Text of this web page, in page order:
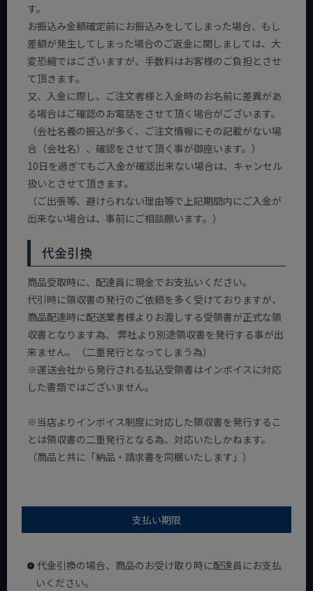
す。
お振込み金額確定前にお振込みをしてしまった場合、もし
差額が発生してしまった場合のご返金に関しましては、大
変恐縮ではございますが、手数料はお客様のご負担とさせ
て頂きます。
又、入金に際し、ご注文者様と入金時のお名前に差異があ
る場合はご確認のお電話をさせて頂く場合がございます。
（会社名義の振込が多く、ご注文情報にその記載がない場
合（会社名）、確認をさせて頂く事が御座います。）
10日を過ぎてもご入金が確認出来ない場合は、キャンセル
扱いとさせて頂きます。
（ご出張等、避けられない理由等で上記期間内にご入金が
出来ない場合は、事前にご相談願います。）
代金引換
商品受取時に、配達員に現金でお支払いください。
代引時に領収書の発行のご依頼を多く受けておりますが、
商品配達時に配送業者様よりお渡しする受領書が正式な領
収書となります為、 弊社より別途領収書を発行する事が出
来ません。（二重発行となってしまう為）
※運送会社から発行される払込受領書はインボイスに対応
した書類ではございません。
※当店よりインボイス制度に対応した領収書を発行するこ
とは領収書の二重発行となる為、対応いたしかねます。
（商品と共に「納品・請求書を同梱いたします」）
支払い期限
代金引換の場合、商品のお受け取り時に配達員にお支払
いください。